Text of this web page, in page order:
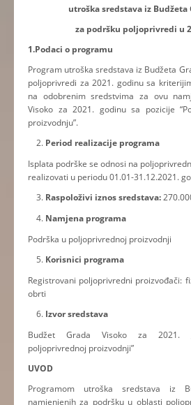
utroška sredstava iz Budžeta
za podršku poljoprivredi u
1.Podaci o programu
Program utroška sredstava iz Budžeta
poljoprivredi za 2021. godinu sa
na odobrenim sredstvima za ovu
Visoko za 2021. godinu sa pozicije
proizvodnju”.
Period realizacije programa
Isplata podrške se odnosi na
realizovati u periodu 01.01-31.12.2021.
Raspoloživi iznos sredstava:
Namjena programa
Podrška u poljoprivrednoj proizvodnji
Korisnici programa
Registrovani poljoprivredni proizvođači:
obrti
Izvor sredstava
Budžet Grada Visoko za 2021.
poljoprivrednoj proizvodnji”
UVOD
Programom utroška sredstava iz
namjenjenih za podršku u oblasti